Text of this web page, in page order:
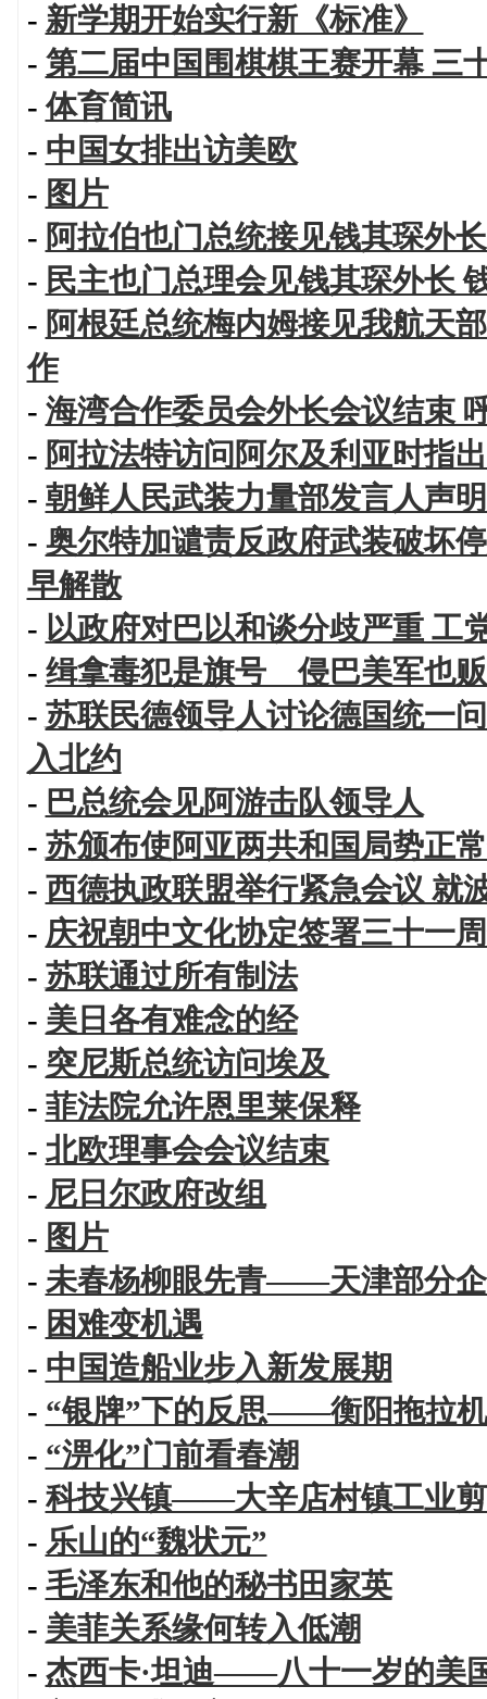
- 新学期开始实行新《标准》
- 第二届中国围棋棋王赛开幕 三
-体育简讯
- 中国女排出访美欧
- 图片
- 阿拉伯也门总统接见钱其琛外
- 民主也门总理会见钱其琛外长
- 阿根廷总统梅内姆接见我航天
作
- 海湾合作委员会外长会议结束
- 阿拉法特访问阿尔及利亚时指
- 朝鲜人民武装力量部发言人声
- 奥尔特加谴责反政府武装破坏
早解散
- 以政府对巴以和谈分歧严重 工
- 缉拿毒犯是旗号 侵巴美军也
- 苏联民德领导人讨论德国统一
入北约
- 巴总统会见阿游击队领导人
- 苏颁布使阿亚两共和国局势正
- 西德执政联盟举行紧急会议 就
- 庆祝朝中文化协定签署三十一
- 苏联通过所有制法
- 美日各有难念的经
- 突尼斯总统访问埃及
- 菲法院允许恩里莱保释
- 北欧理事会会议结束
- 尼日尔政府改组
- 图片
- 未春杨柳眼先青——天津部分
- 困难变机遇
- 中国造船业步入新发展期
- “银牌”下的反思——衡阳拖拉
- “淠化”门前看春潮
- 科技兴镇——大辛店村镇工业
- 乐山的“魏状元”
- 毛泽东和他的秘书田家英
- 美菲关系缘何转入低潮
- 杰西卡·坦迪——八十一岁的美